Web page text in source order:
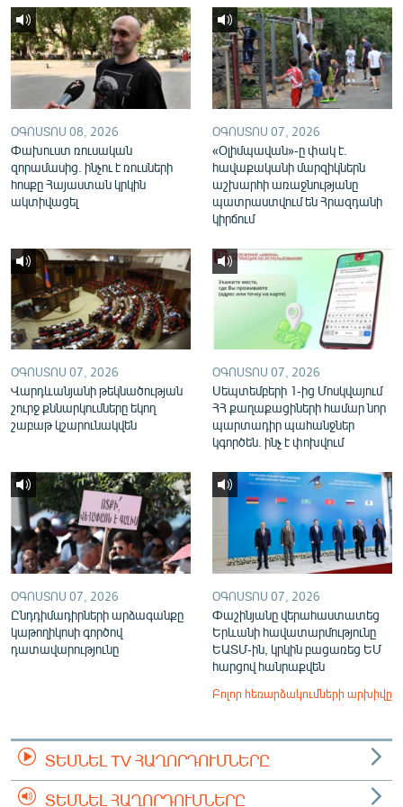
English
Русский
ՀԵՏԵՎԵՔ ՄԵԶ
«Ազատության» բոլոր կայքերը
ՕԳՈՍՏՈՍ 08, 2026
Փախուստ ռուսական
զորամասից. ինչու է ռուսների
հոսքը Հայաստան կրկին
ակտիվացել
ՕԳՈՍՏՈՍ 07, 2026
«Օլիմպավան»-ը փակ է.
հավաքականի մարզիկներն
աշխարհի առաջնությանը
պատրաստվում են Հրազդանի
կիրճում
ՕԳՈՍՏՈՍ 07, 2026
Վարդևանյանի թեկնածության
շուրջ քննարկումները եկող
շաբաթ կշարունակվեն
ՕԳՈՍՏՈՍ 07, 2026
Սեպտեմբերի 1-ից Մոսկվայում
ՀՀ քաղաքացիների համար նոր
պարտադիր պահանջներ
կգործեն. ինչ է փոխվում
ՕԳՈՍՏՈՍ 07, 2026
Ընդդիմադիրների արձագանքը
կաթողիկոսի գործով
դատավարությունը
ՕԳՈՍՏՈՍ 07, 2026
Փաշինյանը վերահաստատեց
Երևանի հավատարմությունը
ԵԱՏՄ-ին, կրկին բացառեց ԵՄ
հարցով հանրաքվեն
Բոլոր հեռարձակումների արխիվը
ՏԵՍՆԵԼ TV ՀԱՂՈՐԴՈՒՄՆԵՐԸ
ՏԵՍՆԵԼ ՀԱՂՈՐԴՈՒՄՆԵՐԸ